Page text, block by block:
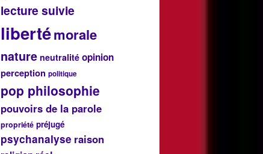
lecture suivie
libertémorale
nature neutralité opinion
perception politique
pop philosophie
pouvoirs de la parole
propriété préjugé
psychanalyse raison